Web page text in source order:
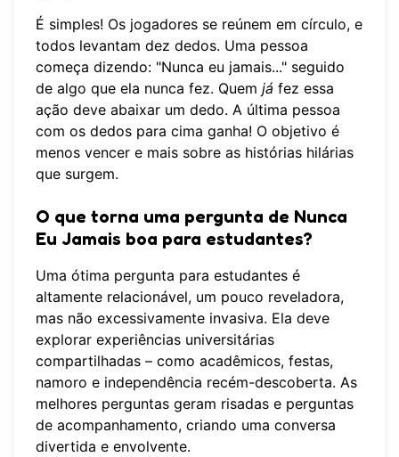
É simples! Os jogadores se reúnem em círculo, e
todos levantam dez dedos. Uma pessoa
começa dizendo: "Nunca eu jamais..." seguido
de algo que ela nunca fez. Quem já fez essa
ação deve abaixar um dedo. A última pessoa
com os dedos para cima ganha! O objetivo é
menos vencer e mais sobre as histórias hilárias
que surgem.
O que torna uma pergunta de Nunca
Eu Jamais boa para estudantes?
Uma ótima pergunta para estudantes é
altamente relacionável, um pouco reveladora,
mas não excessivamente invasiva. Ela deve
explorar experiências universitárias
compartilhadas – como acadêmicos, festas,
namoro e independência recém-descoberta. As
melhores perguntas geram risadas e perguntas
de acompanhamento, criando uma conversa
divertida e envolvente.